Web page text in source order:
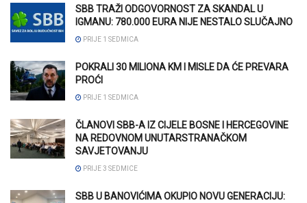
SBB TRAŽI ODGOVORNOST ZA SKANDAL U
IGMANU: 780.000 EURA NIJE NESTALO SLUČAJNO
PRIJE 1 SEDMICA
POKRALI 30 MILIONA KM I MISLE DA ĆE PREVARA
PROĆI
PRIJE 1 SEDMICA
ČLANOVI SBB-A IZ CIJELE BOSNE I HERCEGOVINE
NA REDOVNOM UNUTARSTRANAČKOM
SAVJETOVANJU
PRIJE 3 SEDMICE
SBB U BANOVIĆIMA OKUPIO NOVU GENERACIJU: